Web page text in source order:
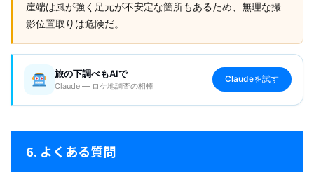
崖端は風が強く足元が不安定な箇所もあるため、無理な撮
影位置取りは危険だ。
旅の下調べもAIで
Claude — ロケ地調査の相棒
Claudeを試す
6. よくある質問